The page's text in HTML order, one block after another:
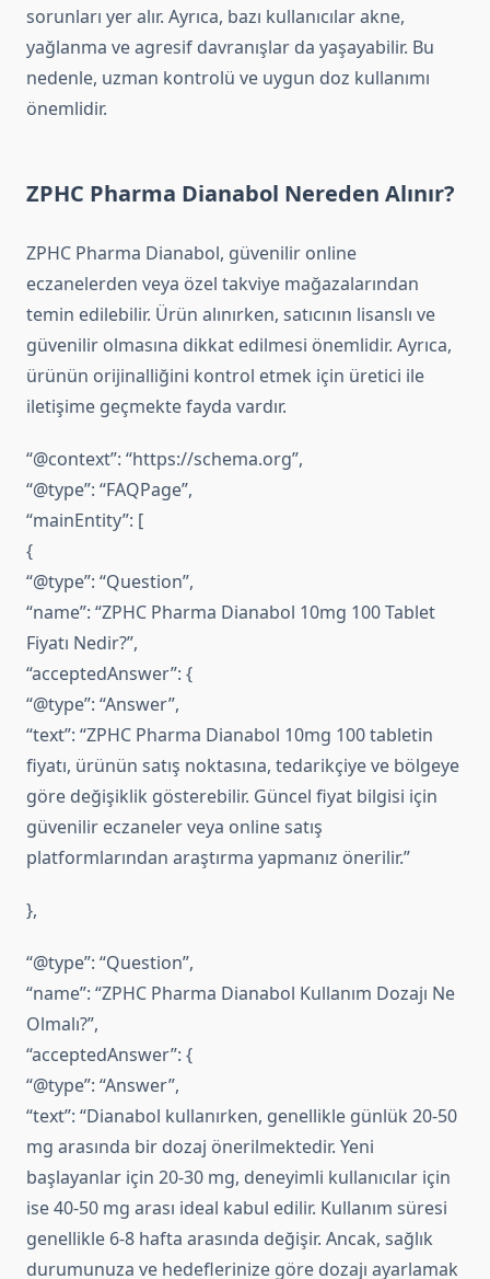
sorunları yer alır. Ayrıca, bazı kullanıcılar akne,
yağlanma ve agresif davranışlar da yaşayabilir. Bu
nedenle, uzman kontrolü ve uygun doz kullanımı
önemlidir.
ZPHC Pharma Dianabol Nereden Alınır?
ZPHC Pharma Dianabol, güvenilir online
eczanelerden veya özel takviye mağazalarından
temin edilebilir. Ürün alınırken, satıcının lisanslı ve
güvenilir olmasına dikkat edilmesi önemlidir. Ayrıca,
ürünün orijinalliğini kontrol etmek için üretici ile
iletişime geçmekte fayda vardır.
“@context”: “https://schema.org”,
“@type”: “FAQPage”,
“mainEntity”: [
{
“@type”: “Question”,
“name”: “ZPHC Pharma Dianabol 10mg 100 Tablet
Fiyatı Nedir?”,
“acceptedAnswer”: {
“@type”: “Answer”,
“text”: “ZPHC Pharma Dianabol 10mg 100 tabletin
fiyatı, ürünün satış noktasına, tedarikçiye ve bölgeye
göre değişiklik gösterebilir. Güncel fiyat bilgisi için
güvenilir eczaneler veya online satış
platformlarından araştırma yapmanız önerilir.”
},
“@type”: “Question”,
“name”: “ZPHC Pharma Dianabol Kullanım Dozajı Ne
Olmalı?”,
“acceptedAnswer”: {
“@type”: “Answer”,
“text”: “Dianabol kullanırken, genellikle günlük 20-50
mg arasında bir dozaj önerilmektedir. Yeni
başlayanlar için 20-30 mg, deneyimli kullanıcılar için
ise 40-50 mg arası ideal kabul edilir. Kullanım süresi
genellikle 6-8 hafta arasında değişir. Ancak, sağlık
durumunuza ve hedeflerinize göre dozajı ayarlamak